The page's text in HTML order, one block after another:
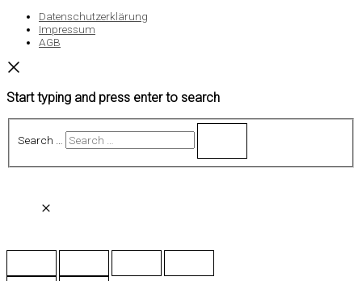
Datenschutzerklärung
Impressum
AGB
Start typing and press enter to search
Search …